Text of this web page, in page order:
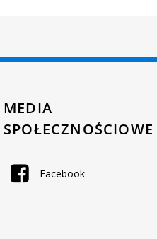
MEDIA
SPOŁECZNOŚCIOWE
Facebook